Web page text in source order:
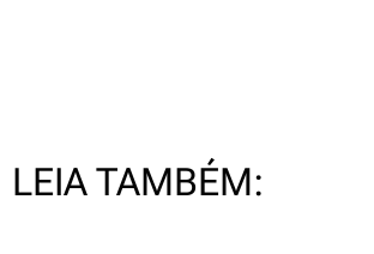
LEIA TAMBÉM: